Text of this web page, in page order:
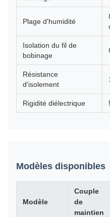
Plage d'humidité
Isolation du fil de
bobinage
Résistance
d'isolement
Rigidité diélectrique
Modèles disponibles
Modèle
Couple
de
maintien